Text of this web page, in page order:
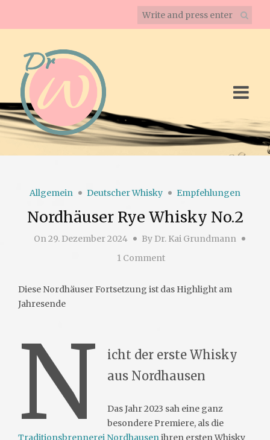
Allgemein Deutscher Whisky Empfehlungen
Nordhäuser Rye Whisky No.2
On29. Dezember 2024 By Dr. Kai Grundmann
1 Comment
Diese Nordhäuser Fortsetzung ist das Highlight am
Jahresende
N
icht der erste Whisky
aus Nordhausen
Das Jahr 2023 sah eine ganz
besondere Premiere, als die
Traditionsbrennerei Nordhausenihren ersten Whisky